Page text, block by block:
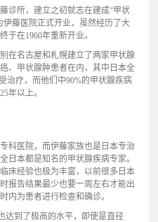
诊所，建立之初就志在建成“甲状
伊藤医院正式开业，虽然经历了大
于在1960年重新开业。
在名古屋和札幌建立了两家甲状腺
、甲状腺肿患者在内，其中日本全
治疗，而他们中90%的甲状腺疾病
年以上。
科医院，而伊藤家族也是日本专治
日本都是知名的甲状腺疾病专家。
床经验也极为丰富，以前很多日本
报告结果最少也要一周左右才能出
内为患者进行检查和确诊。
达到了极高的水平，即使是直径